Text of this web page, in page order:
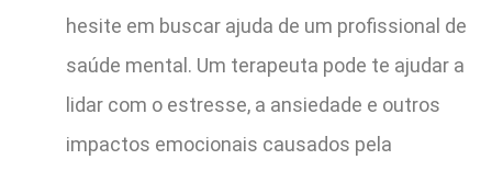
hesite em buscar ajuda de um profissional de
saúde mental. Um terapeuta pode te ajudar a
lidar com o estresse, a ansiedade e outros
impactos emocionais causados pela